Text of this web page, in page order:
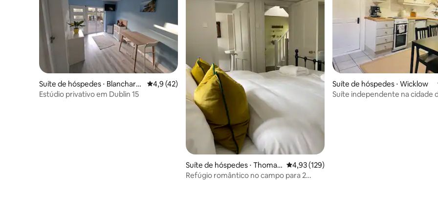
Suíte de hóspedes ⋅ Blanchard
stown
4,9 de uma avaliação média de 5, 42 avaliações
4,9 (42)
Estúdio privativo em Dublin 15
Suíte de hóspedes ⋅ Thomas
town
4,93 de uma avaliação média de 5, 129
4,93 (129)
Refúgio romântico no campo para 2
Suíte de hóspedes ⋅ Wicklow
Suíte independente na cidade